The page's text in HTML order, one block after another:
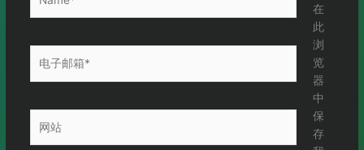
箱
站
在
此
浏
览
器
中
保
存